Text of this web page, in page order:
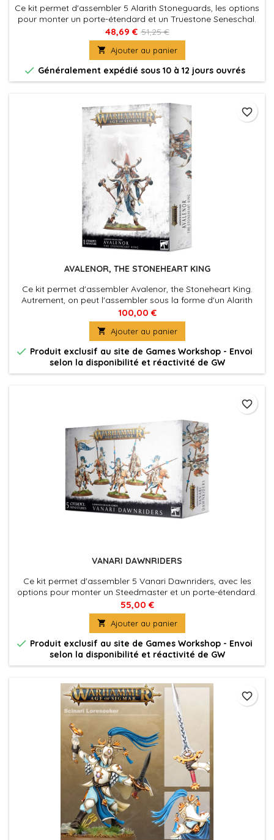
Ce kit permet d'assembler 5 Alarith Stoneguards, les options
pour monter un porte-étendard et un Truestone Seneschal.
Chaque Alarith Stoneguard peut être armé au choix d'un
maillet de pierre ou d'un pic de diamant, tandis que le
Truestone Seneschal peut manier une paire de marteaux à
strates.
48,69 € 51,25 €
 Ajouter au panier
 Généralement expédié sous 10 à 12 jours ouvrés
AVALENOR, THE STONEHEART KING
Ce kit permet d'assembler Avalenor, the Stoneheart King.
Autrement, on peut l'assembler sous la forme d'un Alarith
Spirit of the Mountain. Le tout est fourni en 87 composants
plastique, plus un socle rond de 100mm.
100,00 €
 Ajouter au panier
 Produit exclusif au site de Games Workshop - Envoi
selon la disponibilité et réactivité de GW
favorite_border
VANARI DAWNRIDERS
Ce kit permet d'assembler 5 Vanari Dawnriders, avec les
options pour monter un Steedmaster et un porte-étendard.
Les cimiers et les boucliers sont interchangeables pour
faciliter la personnalisation.
55,00 €
 Ajouter au panier
 Produit exclusif au site de Games Workshop - Envoi
selon la disponibilité et réactivité de GW
favorite_border
favorite_border